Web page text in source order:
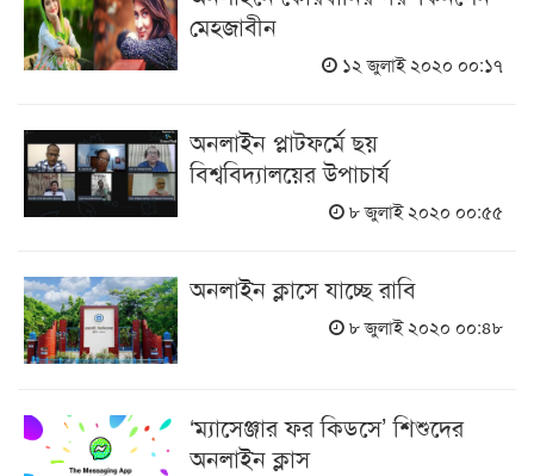
মেহজাবীন
১২ জুলাই ২০২০ ০০:১৭
অনলাইন প্লাটফর্মে ছয়
বিশ্ববিদ্যালয়ের উপাচার্য
৮ জুলাই ২০২০ ০০:৫৫
অনলাইন ক্লাসে যাচ্ছে রাবি
৮ জুলাই ২০২০ ০০:৪৮
‘ম্যাসেঞ্জার ফর কিডসে’ শিশুদের
অনলাইন ক্লাস